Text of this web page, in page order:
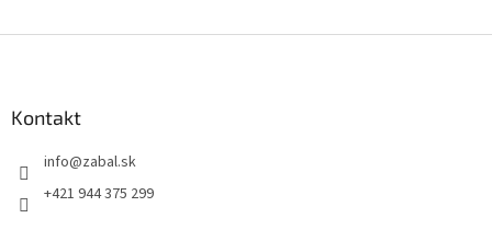
Kontakt
info@zabal.sk
+421 944 375 299